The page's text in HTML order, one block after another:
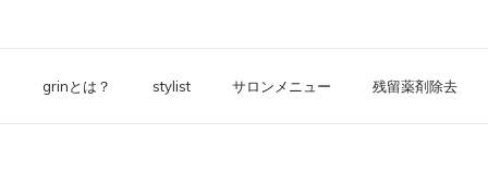
grinとは？ stylist サロンメニュー 残留薬剤除去